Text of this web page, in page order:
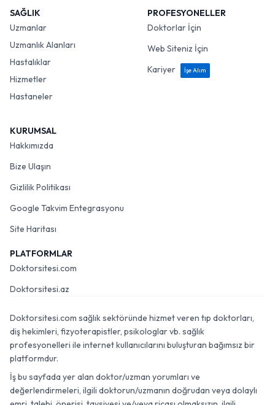
SAĞLIK
Uzmanlar
Uzmanlık Alanları
Hastalıklar
Hizmetler
Hastaneler
PROFESYONELLER
Doktorlar İçin
Web Siteniz İçin
Kariyer
İşe Alım
KURUMSAL
Hakkımızda
Bize Ulaşın
Gizlilik Politikası
Google Takvim Entegrasyonu
Site Haritası
PLATFORMLAR
Doktorsitesi.com
Doktorsitesi.az
Doktorsitesi.com sağlık sektöründe hizmet veren tıp doktorları,
diş hekimleri, fizyoterapistler, psikologlar vb. sağlık
profesyonelleri ile internet kullanıcılarını buluşturan bağımsız bir
platformdur.
İş bu sayfada yer alan doktor/uzman yorumları ve
değerlendirmeleri, ilgili doktorun/uzmanın doğrudan veya dolaylı